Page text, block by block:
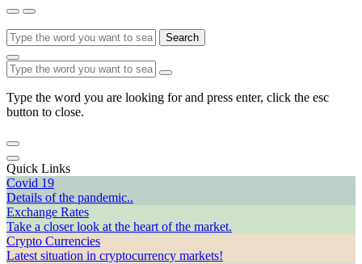
Search
Type the word you are looking for and press enter, click the esc
button to close.
Quick Links
Covid 19
Details of the pandemic..
Exchange Rates
Take a closer look at the heart of the market.
Crypto Currencies
Latest situation in cryptocurrency markets!